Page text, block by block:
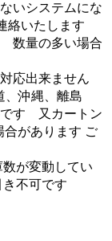
いシステムにな
絡いたします
数量の多い場合
応出来ません
沖縄、離島
です 又カートン
があります ご
が変動してい
不可です